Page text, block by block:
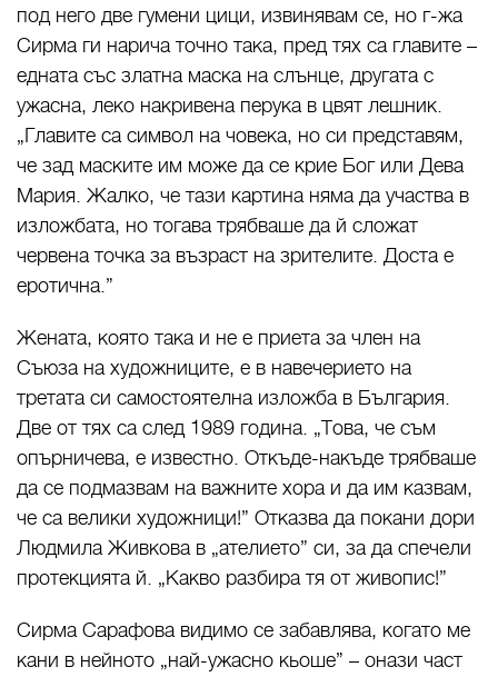
под него две гумени цици, извинявам се, но г-жа
Сирма ги нарича точно така, пред тях са главите –
едната със златна маска на слънце, другата с
ужасна, леко накривена перука в цвят лешник.
„Главите са символ на човека, но си представям,
че зад маските им може да се крие Бог или Дева
Мария. Жалко, че тази картина няма да участва в
изложбата, но тогава трябваше да й сложат
червена точка за възраст на зрителите. Доста е
еротична.”
Жената, която така и не е приета за член на
Съюза на художниците, е в навечерието на
третата си самостоятелна изложба в България.
Две от тях са след 1989 година. „Това, че съм
опърничева, е известно. Откъде-накъде трябваше
да се подмазвам на важните хора и да им казвам,
че са велики художници!” Отказва да покани дори
Людмила Живкова в „ателието” си, за да спечели
протекцията й. „Какво разбира тя от живопис!”
Сирма Сарафова видимо се забавлява, когато ме
кани в нейното „най-ужасно кьоше” – онази част